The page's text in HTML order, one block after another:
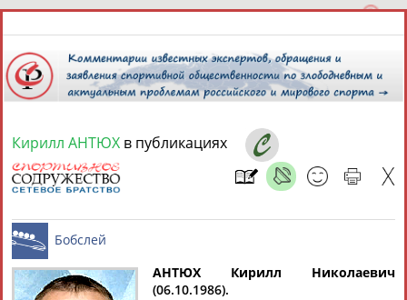
9 августа 2026 года,
СПОРТСМЕНЫ, ТРЕНЕРЫ И СПЕЦИАЛИСТЫ
Найдено: 13181персон Расширенный поиск
Кирилл АНТЮХ в публикациях
АНТЮХ Кирилл Николаевич
(06.10.1986).